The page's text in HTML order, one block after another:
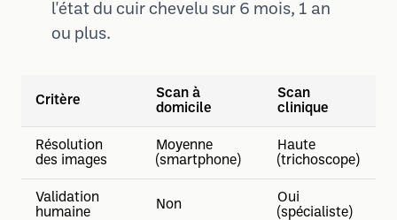
l'état du cuir chevelu sur 6 mois, 1 an
ou plus.
Critère
Scan à
domicile
Scan
clinique
Résolution
des images
Moyenne
(smartphone)
Haute
(trichoscope)
Validation
humaine
Non
Oui
(spécialiste)